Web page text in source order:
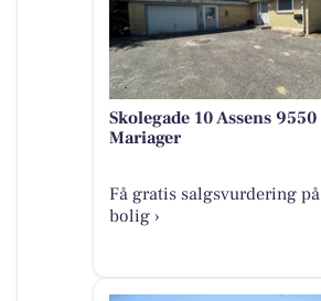
Skolegade 10 Assens 9550
Mariager
Få gratis salgsvurdering
bolig ›